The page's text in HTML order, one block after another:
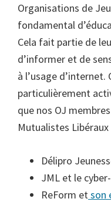
Organisations de
fondamental
Cela fait partie de
d’informer et de
à l’usage
particulièrement
que nos OJ
Mutualistes
Délipro
JML et le
ReForm etson